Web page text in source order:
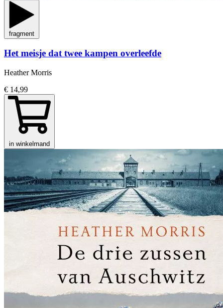
fragment
Het meisje dat twee kampen overleefde
Heather Morris
€ 14,99
in winkelmand